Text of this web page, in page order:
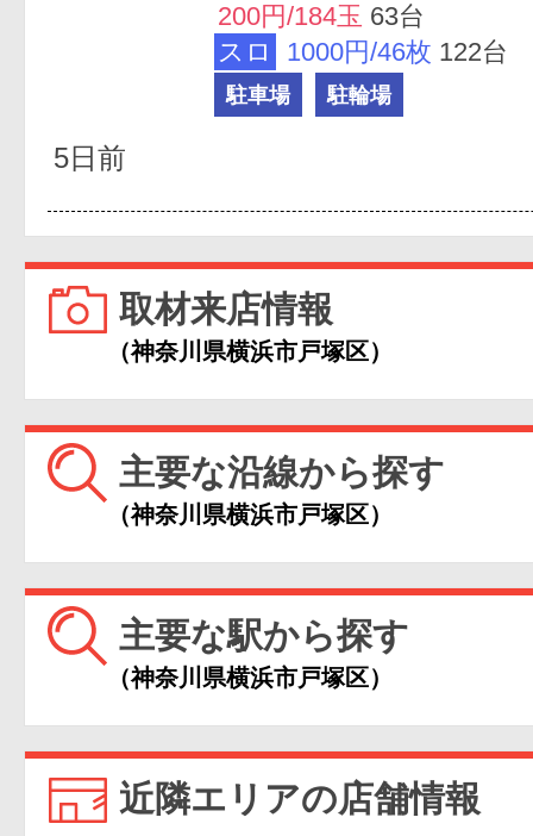
200円/184玉 63台
スロ
1000円/46枚 122台
駐車場 駐輪場
5日前
取材来店情報
（神奈川県横浜市戸塚区）
主要な沿線から探す
（神奈川県横浜市戸塚区）
主要な駅から探す
（神奈川県横浜市戸塚区）
近隣エリアの店舗情報